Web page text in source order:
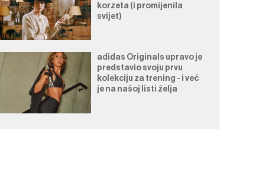
korzeta (i promijenila
svijet)
adidas Originals upravo je
predstavio svoju prvu
kolekciju za trening - i već
je na našoj listi želja